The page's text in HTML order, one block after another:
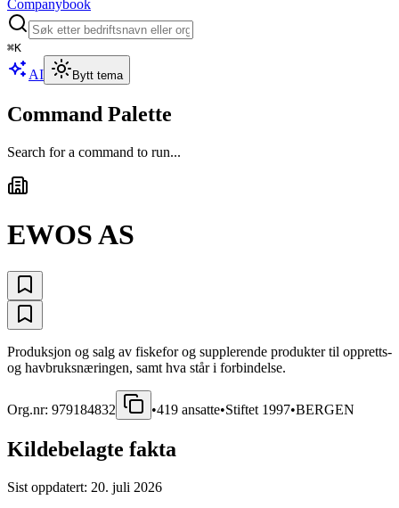
Companybook
⌘K
AI Bytt tema
Command Palette
Search for a command to run...
EWOS AS
Produksjon og salg av fiskefor og supplerende produkter til oppretts-
og havbruksnæringen, samt hva står i forbindelse.
Org.nr: 979184832 •419 ansatte•Stiftet 1997•BERGEN
Kildebelagte fakta
Sist oppdatert: 20. juli 2026